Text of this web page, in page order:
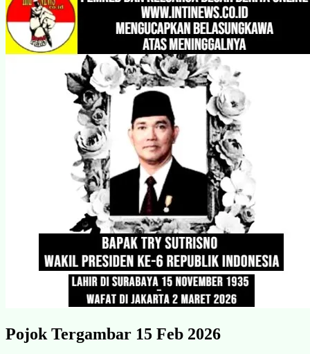
Pojok Tergambar 15 Feb 2026